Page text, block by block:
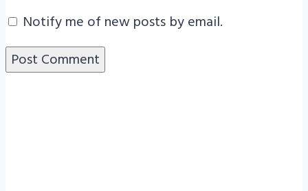
Notify me of new posts by email.